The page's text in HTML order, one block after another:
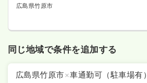
広島県竹原市
同じ地域で条件を追加する
広島県竹原市×車通勤可（駐車場有）